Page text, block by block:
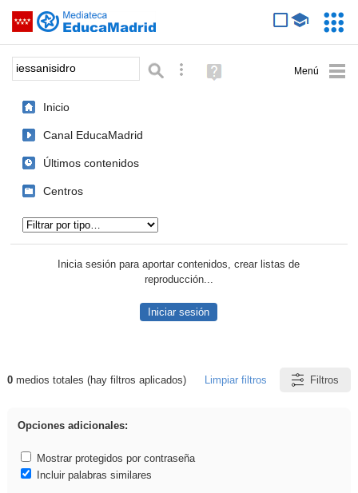
Saltar navegación
Palabra o frase: Búsqueda avanzada
Ayuda
(en
Inicio
Canal EducaMadrid
Últimos contenidos
Centros
Inicia sesión para aportar contenidos, crear listas de
reproducción...
Iniciar sesión
Resultados de: iessanisidro
0medios totales (hay filtros aplicados) Limpiar filtros Filtros
Opciones adicionales:
Mostrar protegidos por contraseña
Incluir palabras similares